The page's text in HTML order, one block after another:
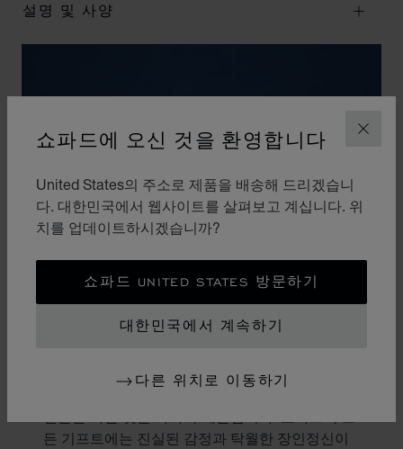
닫기
쇼파드에 오신 것을 환영합니다
United States의 주소로 제품을 배송해 드리겠습니
다. 대한민국에서 웹사이트를 살펴보고 계십니다. 위
치를 업데이트하시겠습니까?
쇼파드 UNITED STATES 방문하기
대한민국에서 계속하기
다른 위치로 이동하기
설명 및 사양
선물의 미학
든 기프트에는 진실된 감정과 탁월한 장인정신이